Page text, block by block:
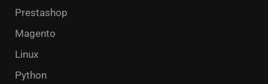
Prestashop
Magento
Linux
Python